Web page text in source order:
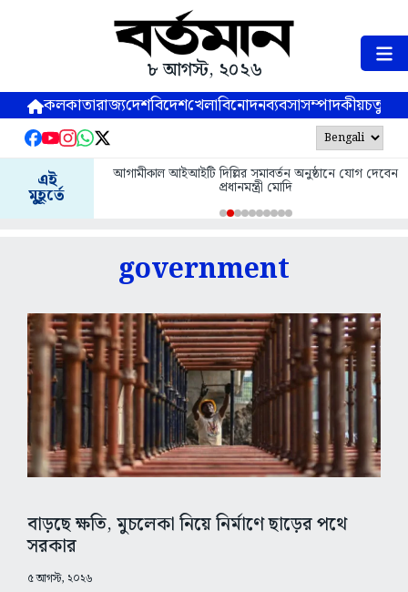
৮ আগস্ট, ২০২৬
কলকাতারাজ্যদেশবিদেশখেলাবিনোদনব্যবসাসম্পাদকীয়
এই
মুহূর্তে
আগামীকাল আইআইটি দিল্লির সমাবর্তন অনুষ্ঠানে যোগ দেবেন
প্রধানমন্ত্রী মোদি
government
বাড়ছে ক্ষতি, মুচলেকা নিয়ে নির্মাণে ছাড়ের পথে
সরকার
৫ আগস্ট, ২০২৬